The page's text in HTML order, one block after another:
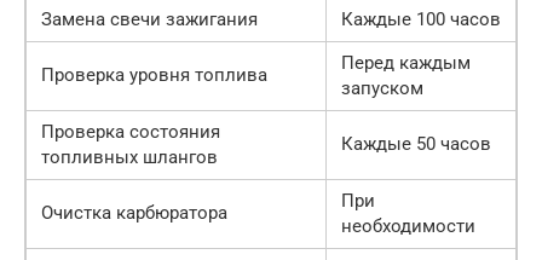
Замена свечи зажигания
Каждые 100 часов
Проверка уровня топлива
Перед каждым
запуском
Проверка состояния
топливных шлангов
Каждые 50 часов
Очистка карбюратора
При
необходимости